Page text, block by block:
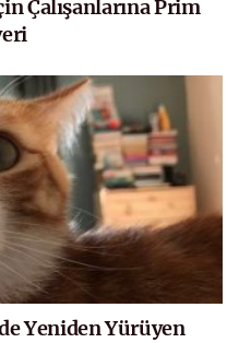
Çalışanlarına Prim
Yeniden Yürüyen